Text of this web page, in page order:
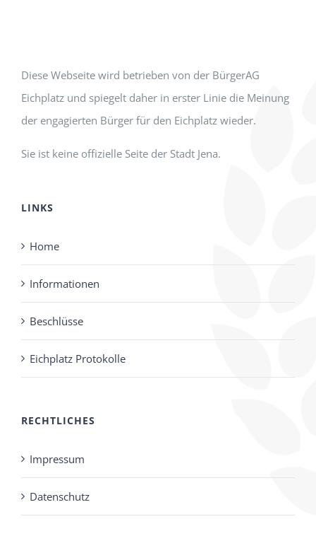
Diese Webseite wird betrieben von der BürgerAG
Eichplatz und spiegelt daher in erster Linie die Meinung
der engagierten Bürger für den Eichplatz wieder.
Sie ist keine offizielle Seite der Stadt Jena.
LINKS
Home
Informationen
Beschlüsse
Eichplatz Protokolle
RECHTLICHES
Impressum
Datenschutz